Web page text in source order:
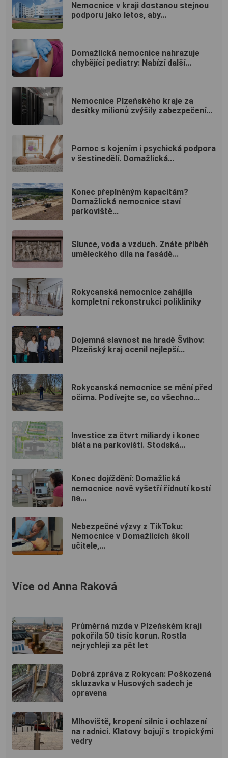
Nemocnice v kraji dostanou stejnou
podporu jako letos, aby...
Domažlická nemocnice nahrazuje
chybějící pediatry: Nabízí další...
Nemocnice Plzeňského kraje za
desítky milionů zvýšily zabezpečení...
Pomoc s kojením i psychická podpora
v šestinedělí. Domažlická...
Konec přeplněným kapacitám?
Domažlická nemocnice staví
parkoviště...
Slunce, voda a vzduch. Znáte příběh
uměleckého díla na fasádě...
Rokycanská nemocnice zahájila
kompletní rekonstrukci polikliniky
Dojemná slavnost na hradě Švihov:
Plzeňský kraj ocenil nejlepší...
Rokycanská nemocnice se mění před
očima. Podívejte se, co všechno...
Investice za čtvrt miliardy i konec
bláta na parkovišti. Stodská...
Konec dojíždění: Domažlická
nemocnice nově vyšetří řídnutí kostí
na...
Nebezpečné výzvy z TikToku:
Nemocnice v Domažlicích školí
učitele,...
Více od Anna Raková
Průměrná mzda v Plzeňském kraji
pokořila 50 tisíc korun. Rostla
nejrychleji za pět let
Dobrá zpráva z Rokycan: Poškozená
skluzavka v Husových sadech je
opravena
Mlhoviště, kropení silnic i ochlazení
na radnici. Klatovy bojují s tropickými
vedry